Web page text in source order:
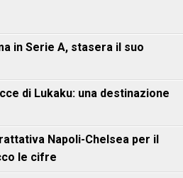
in Serie A, stasera il suo
di Lukaku: una destinazione
Napoli-Chelsea per il
le cifre